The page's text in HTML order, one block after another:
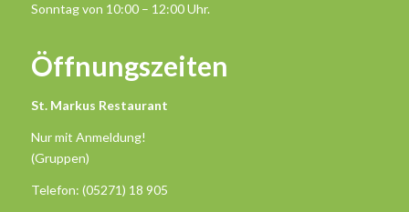
Sonntag von 10:00 – 12:00 Uhr.
Öffnungszeiten
St. Markus Restaurant
Nur mit Anmeldung!
(Gruppen)
Telefon: (05271) 18 905